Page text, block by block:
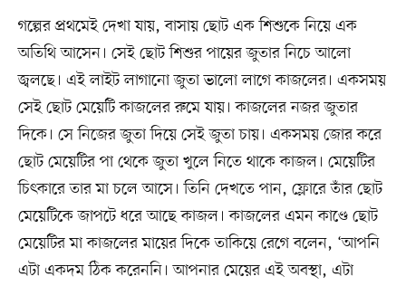
গল্পের প্রথমেই দেখা যায়, বাসায় ছোট এক শিশুকে নিয়ে এক
অতিথি আসেন। সেই ছোট শিশুর পায়ের জুতার নিচে আলো
জ্বলছে। এই লাইট লাগানো জুতা ভালো লাগে কাজলের। একসময়
সেই ছোট মেয়েটি কাজলের রুমে যায়। কাজলের নজর জুতার
দিকে। সে নিজের জুতা দিয়ে সেই জুতা চায়। একসময় জোর করে
ছোট মেয়েটির পা থেকে জুতা খুলে নিতে থাকে কাজল। মেয়েটির
চিৎকারে তার মা চলে আসে। তিনি দেখতে পান, ফ্লোরে তাঁর ছোট
মেয়েটিকে জাপটে ধরে আছে কাজল। কাজলের এমন কাণ্ডে ছোট
মেয়েটির মা কাজলের মায়ের দিকে তাকিয়ে রেগে বলেন, ‘আপনি
এটা একদম ঠিক করেননি। আপনার মেয়ের এই অবস্থা, এটা